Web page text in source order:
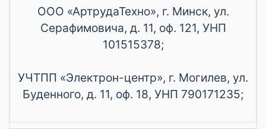
ООО «АртрудаТехно», г. Минск, ул.
Серафимовича, д. 11, оф. 121, УНП
101515378;
УЧТПП «Электрон-центр», г. Могилев, ул.
Буденного, д. 11, оф. 18, УНП 790171235;